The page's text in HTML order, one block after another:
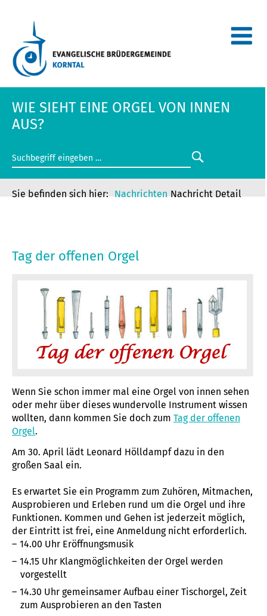
WIE SIEHT EINE ORGEL VON INNEN
AUS?
Nachrichten Nachricht Detail
Tag der offenen Orgel
Wenn Sie schon immer mal eine Orgel von innen sehen
oder mehr über dieses wundervolle Instrument wissen
wollten, dann kommen Sie doch zum Tag der offenen
Orgel.
Am 30. April lädt Leonard Hölldampf dazu in den
großen Saal ein.
Es erwartet Sie ein Programm zum Zuhören, Mitmachen,
Ausprobieren und Erleben rund um die Orgel und ihre
Funktionen. Kommen und Gehen ist jederzeit möglich,
der Eintritt ist frei, eine Anmeldung nicht erforderlich.
14.00 Uhr Eröffnungsmusik
14.15 Uhr Klangmöglichkeiten der Orgel werden
vorgestellt
14.30 Uhr gemeinsamer Aufbau einer Tischorgel, Zeit
zum Ausprobieren an den Tasten